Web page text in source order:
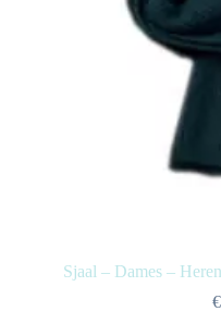
Sjaal – Dames –
€